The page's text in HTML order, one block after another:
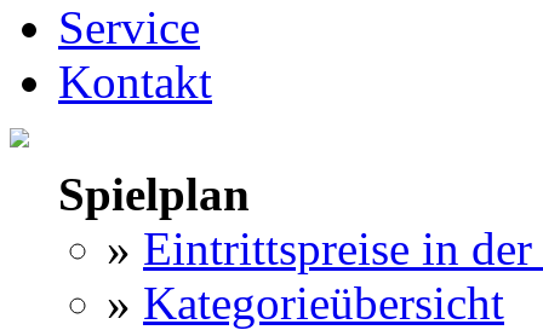
Service
Kontakt
Spielplan
» Eintrittspreise in
» Kategorieübersicht